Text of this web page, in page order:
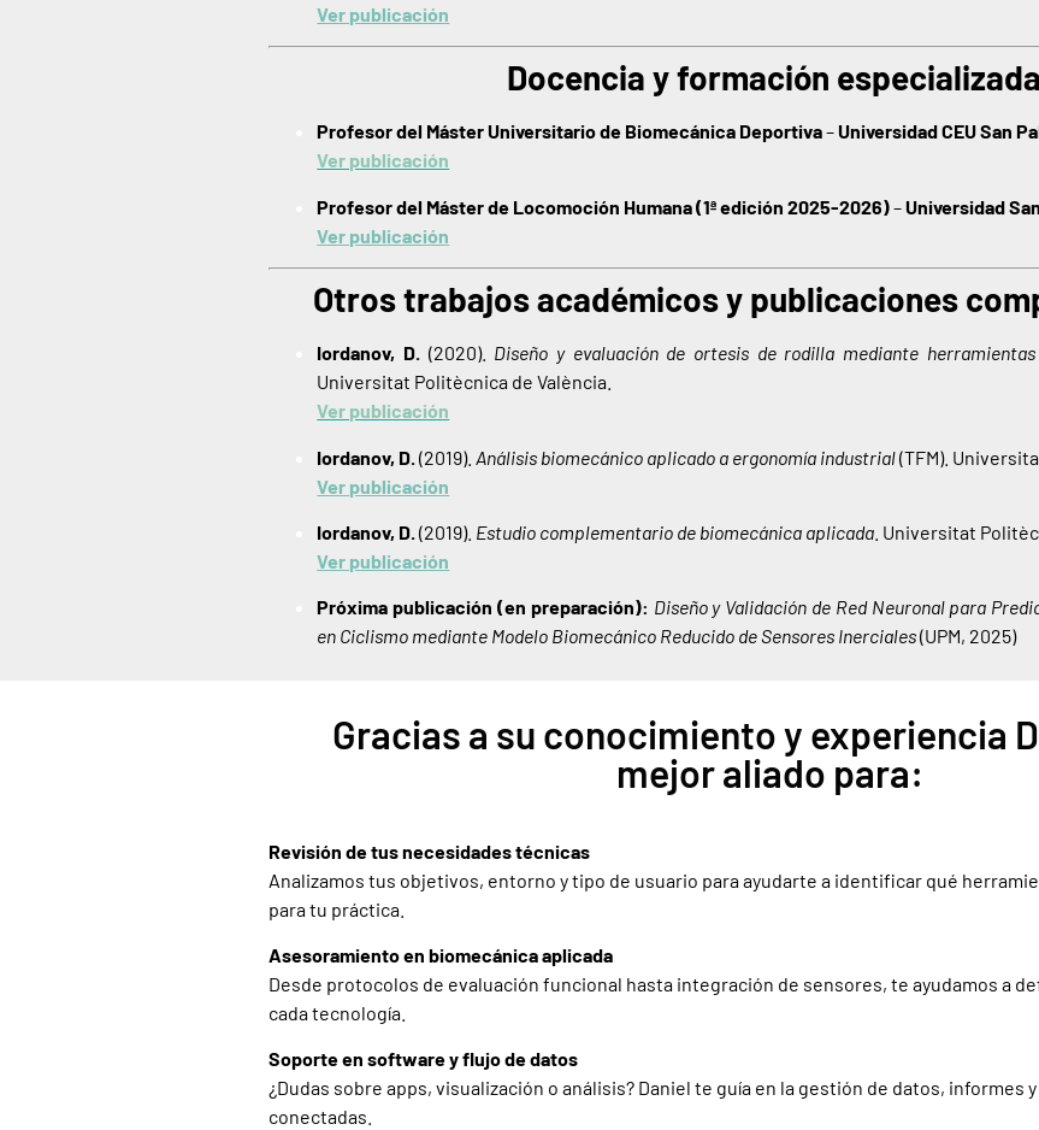
Ver publicación
Docencia y formación especializada
Profesor del Máster Universitario de Biomecánica Deportiva–Universidad CEU San
Ver publicación
Profesor del Máster de Locomoción Humana (1ª edición 2025-2026)–Universidad
Ver publicación
Otros trabajos académicos y publicaciones
Iordanov, D.(2020). Diseño y evaluación de ortesis de rodilla mediante
Universitat Politècnica de València.
Ver publicación
Iordanov, D. (2019). Análisis biomecánico aplicado a ergonomía industrial(TFM).
Ver publicación
Iordanov, D.(2019). Estudio complementario de biomecánica aplicada . Universitat
Ver publicación
Próxima publicación (en preparación): Diseño y Validación de Red Neuronal para
en Ciclismo mediante Modelo Biomecánico Reducido de Sensores Inerciales(UPM, 2025)
Gracias a su conocimiento y experiencia
mejor aliado para:
Revisión de tus necesidades técnicas
Analizamos tus objetivos, entorno y tipo de usuario para ayudarte a identificar qué
para tu práctica.
Asesoramiento en biomecánica aplicada
Desde protocolos de evaluación funcional hasta integración de sensores, te ayudamos a
cada tecnología.
Soporte en software y flujo de datos
¿Dudas sobre apps, visualización o análisis? Daniel te guía en la gestión de datos, informes
conectadas.